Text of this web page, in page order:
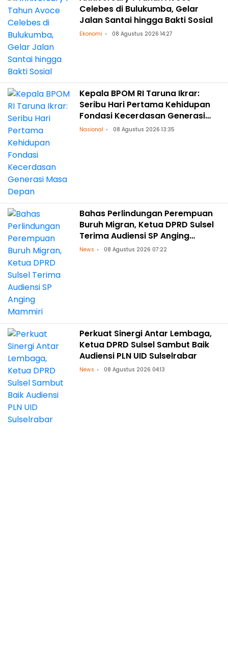
Celebes di Bulukumba, Gelar
Jalan Santai hingga Bakti Sosial
Ekonomi 08 Agustus 2026 14:27
Kepala BPOM RI Taruna Ikrar:
Seribu Hari Pertama Kehidupan
Fondasi Kecerdasan Generasi
Masa Depan
Nasional 08 Agustus 2026 13:35
Bahas Perlindungan Perempuan
Buruh Migran, Ketua DPRD Sulsel
Terima Audiensi SP Anging
Mammiri
News 08 Agustus 2026 07:22
Perkuat Sinergi Antar Lembaga,
Ketua DPRD Sulsel Sambut Baik
Audiensi PLN UID Sulselrabar
News 08 Agustus 2026 04:13